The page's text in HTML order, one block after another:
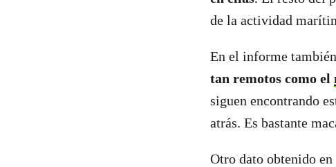
de la actividad
En el informe
tan remotos como el
siguen encontrando
atrás. Es bastante
Otro dato obtenido